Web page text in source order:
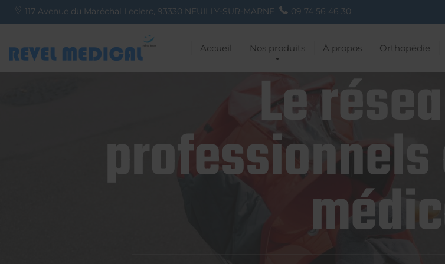
117 Avenue du Maréchal Leclerc, 93330 NEUILLY-SUR-MARNE 09 74 56 46 30
Accueil Nos produits À propos Orthopédie
Le